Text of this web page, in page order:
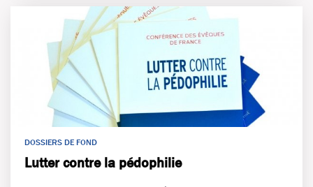
DOSSIERS DE FOND
Lutter contre la pédophilie